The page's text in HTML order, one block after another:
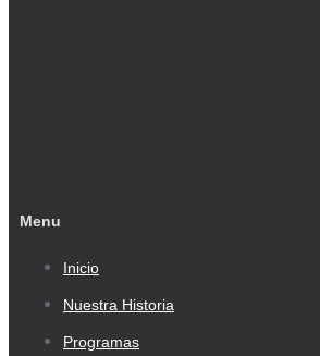
Menu
Inicio
Nuestra Historia
Programas